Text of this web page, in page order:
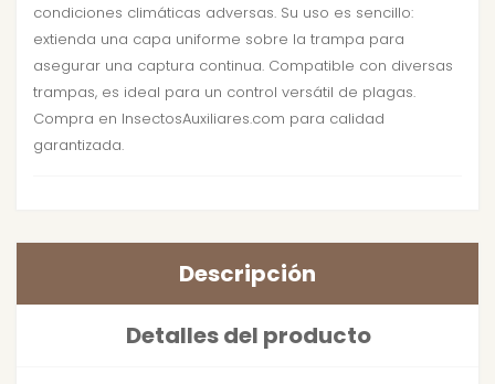
condiciones climáticas adversas. Su uso es sencillo:
extienda una capa uniforme sobre la trampa para
asegurar una captura continua. Compatible con diversas
trampas, es ideal para un control versátil de plagas.
Compra en InsectosAuxiliares.com para calidad
garantizada.
Descripción
Detalles del producto